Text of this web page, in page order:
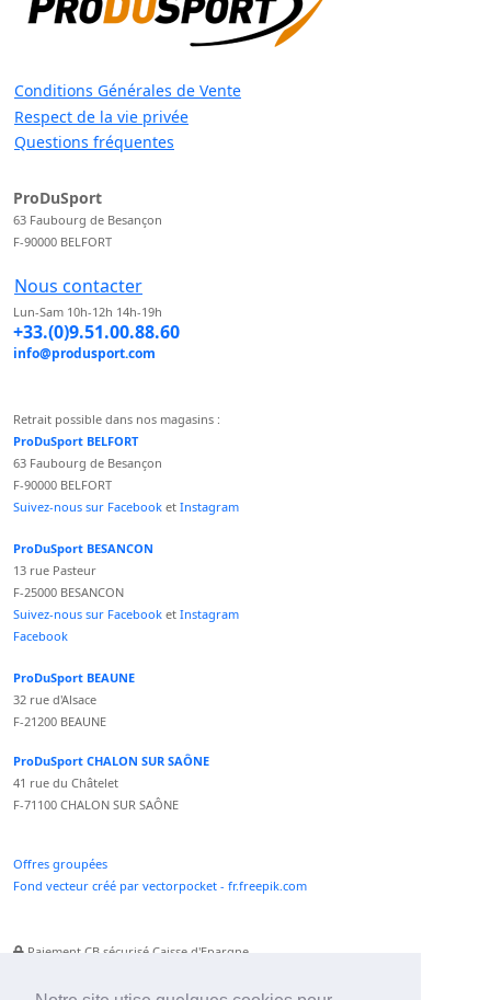
Conditions Générales de Vente
Respect de la vie privée
Questions fréquentes
ProDuSport
63 Faubourg de Besançon
F-90000 BELFORT
Nous contacter
Lun-Sam 10h-12h 14h-19h
+33.(0)9.51.00.88.60
info@produsport.com
Retrait possible dans nos magasins :
ProDuSport BELFORT
63 Faubourg de Besançon
F-90000 BELFORT
Suivez-nous sur Facebook et Instagram
ProDuSport BESANCON
13 rue Pasteur
F-25000 BESANCON
Suivez-nous sur Facebook et Instagram
Facebook
ProDuSport BEAUNE
32 rue d'Alsace
F-21200 BEAUNE
ProDuSport CHALON SUR SAÔNE
41 rue du Châtelet
F-71100 CHALON SUR SAÔNE
Offres groupées
Fond vecteur créé par vectorpocket - fr.freepik.com
Paiement CB sécurisé Caisse d'Epargne
Paiement Paypal accepté